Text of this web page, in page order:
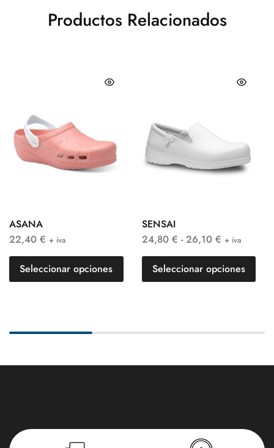
Productos Relacionados
ASANA
22,40 € + iva
Seleccionar opciones
SENSAI
24,80 € - 26,10 € + iva
Seleccionar opciones